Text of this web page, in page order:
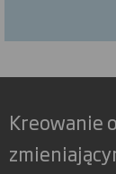
Kreowanie